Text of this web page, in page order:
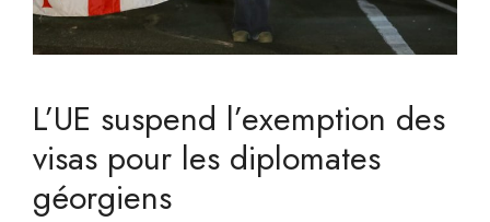
L’UE suspend l’exemption des
visas pour les diplomates
géorgiens